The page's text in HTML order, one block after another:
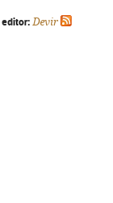
editor: Devir